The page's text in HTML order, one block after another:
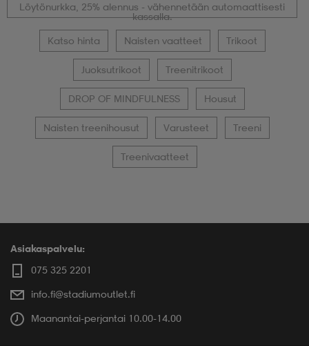
Löytönurkka, 25% alennus - vähennetään automaattisesti
kassalla.
Katso hinta Naisten vaatteet Trikoot
Juoksutrikoot Treenitrikoot
DROP OF MINDFULNESS Housut
Naisten treenihousut Varusteet Treeni
Treenivaatteet
Asiakaspalvelu:
075 325 2201
info.fi@stadiumoutlet.fi
Maanantai-perjantai 10.00-14.00